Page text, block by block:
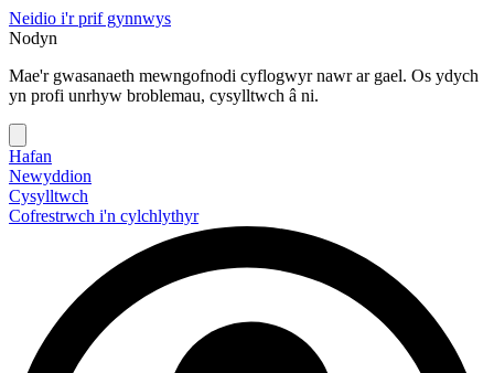
Neidio i'r prif gynnwys
Nodyn
Mae'r gwasanaeth mewngofnodi cyflogwyr nawr ar gael. Os ydych
yn profi unrhyw broblemau, cysylltwch â ni.
Hafan
Newyddion
Cysylltwch
Cofrestrwch i'n cylchlythyr